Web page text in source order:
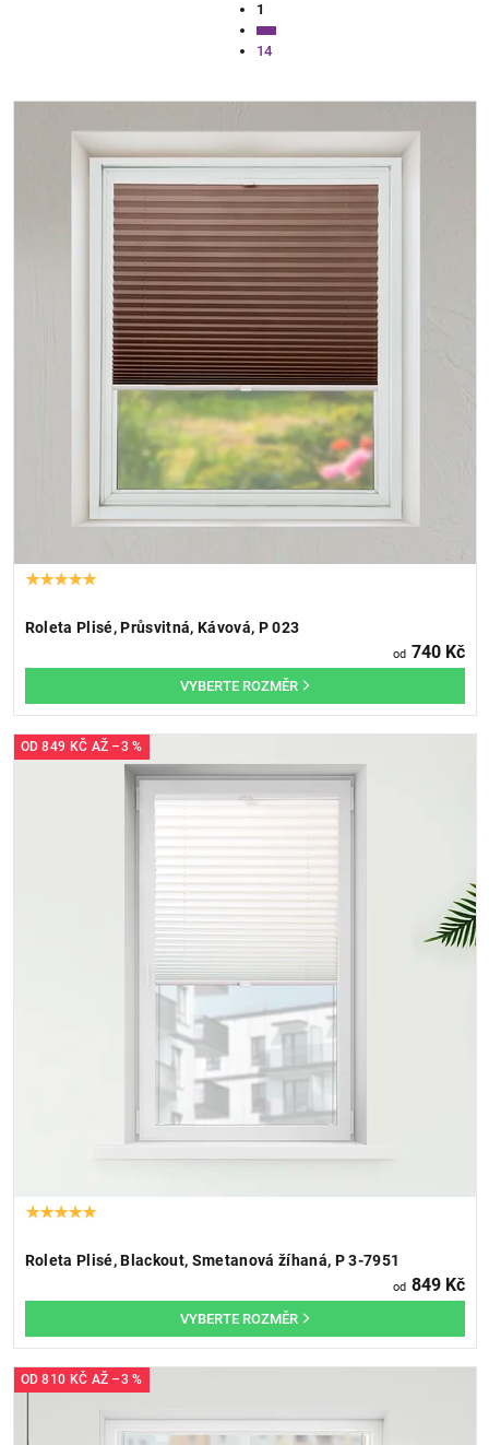
Roleta Plisé, Průsvitná, Kávová, P 023
od 740 Kč
OD849 KČ AŽ –3 %
Roleta Plisé, Blackout, Smetanová žíhaná, P 3-7951
od 849 Kč
OD810 KČ AŽ –3 %
prvky
výpisu
Stránkování
1
14